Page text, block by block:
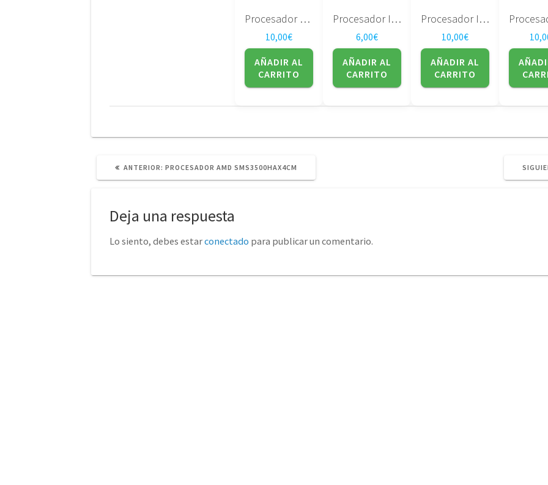
Procesador Amd TMDTL60HAX5DM
10,00€
AÑADIR AL
CARRITO
Procesador Intel Pentium SLBWB – Dual-Core P6000 2 Core 2 Thread 1.867 GHz
6,00€
AÑADIR AL
CARRITO
Procesador Intel Core 2 Duo T5750 2.0Ghz/ 2MB/ 667Mhz
10,00€
AÑADIR AL
CARRITO
ANTERIOR: POST
PROCESADOR AMD SMS3500HAX4CM
Deja una respuesta
Lo siento, debes estarconectado para publicar un comentario.